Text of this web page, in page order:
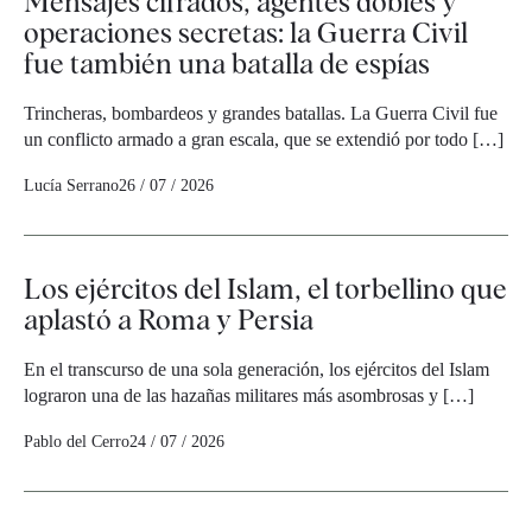
operaciones secretas: la Guerra Civil
fue también una batalla de espías
Trincheras, bombardeos y grandes batallas. La Guerra Civil fue
un conflicto armado a gran escala, que se extendió por todo […]
Lucía Serrano26 / 07 / 2026
Los ejércitos del Islam, el torbellino que
aplastó a Roma y Persia
En el transcurso de una sola generación, los ejércitos del Islam
lograron una de las hazañas militares más asombrosas y […]
Pablo del Cerro24 / 07 / 2026